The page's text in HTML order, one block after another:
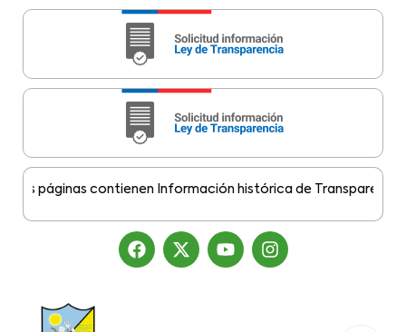
páginas contienen Información histórica de Transparencia